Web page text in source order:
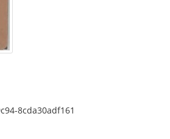
8cda30adf161